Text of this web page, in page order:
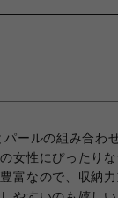
ールの組み合わ
女性にぴったり
富なので、収納